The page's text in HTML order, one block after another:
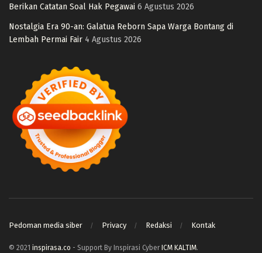
Berikan Catatan Soal Hak Pegawai 6 Agustus 2026
Nostalgia Era 90-an: Galatua Reborn Sapa Warga Bontang di
Lembah Permai Fair 4 Agustus 2026
Pedoman media siber Privacy Redaksi Kontak
© 2021 inspirasa.co - Support By Inspirasi Cyber ICM KALTIM.